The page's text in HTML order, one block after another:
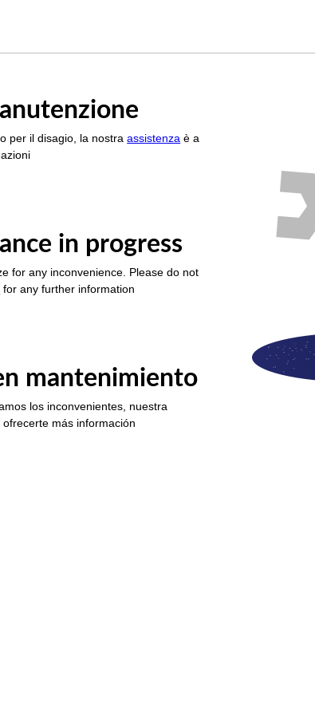
per il disagio, la nostraassistenza è a
in progress
for any inconvenience. Please do not
for any further information
mantenimiento
los inconvenientes, nuestra
más información